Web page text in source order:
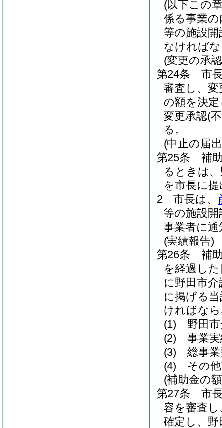
(以下この
係る事業
等の施設開
なければ
(変更の承
第24条
市
審査し、
の額を決定
変更承認(
る。
(中止の届
第25条
補
るときは
を市長に
2
市長は、
等の施設開
事業者に
(実績報告)
第26条
補
を経過し
に野田市
に掲げる
ければな
(1)
野田
(2)
事業
(3)
総事
(4)
その
(補助金の
第27条
市
容を審査
確定し、野